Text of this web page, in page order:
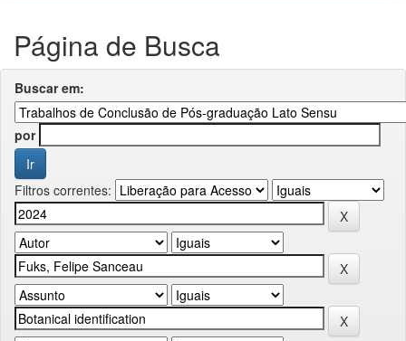
Página de Busca
Buscar em:
por
Filtros correntes: